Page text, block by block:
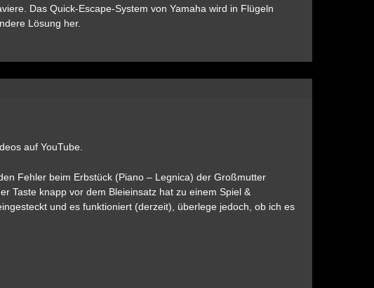
Das Quick-Escape-System von Yamaha wird in Flügeln
Lösung her.
auf YouTube.
Fehler beim Erbstück (Piano – Legnica) der Großmutter
Taste knapp vor dem Bleieinsatz hat zu einem Spiel &
und es funktioniert (derzeit), überlege jedoch, ob ich es